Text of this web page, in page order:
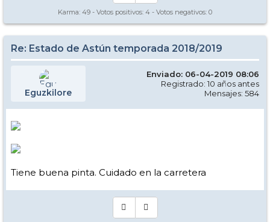
Karma: 49 - Votos positivos: 4 - Votos negativos: 0
Re: Estado de Astún temporada 2018/2019
Eguzkilore
Enviado: 06-04-2019 08:06
Registrado: 10 años antes
Mensajes: 584
Tiene buena pinta. Cuidado en la carretera